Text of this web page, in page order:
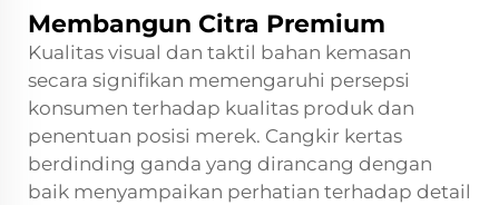
Membangun Citra Premium
Kualitas visual dan taktil bahan kemasan
secara signifikan memengaruhi persepsi
konsumen terhadap kualitas produk dan
penentuan posisi merek. Cangkir kertas
berdinding ganda yang dirancang dengan
baik menyampaikan perhatian terhadap detail